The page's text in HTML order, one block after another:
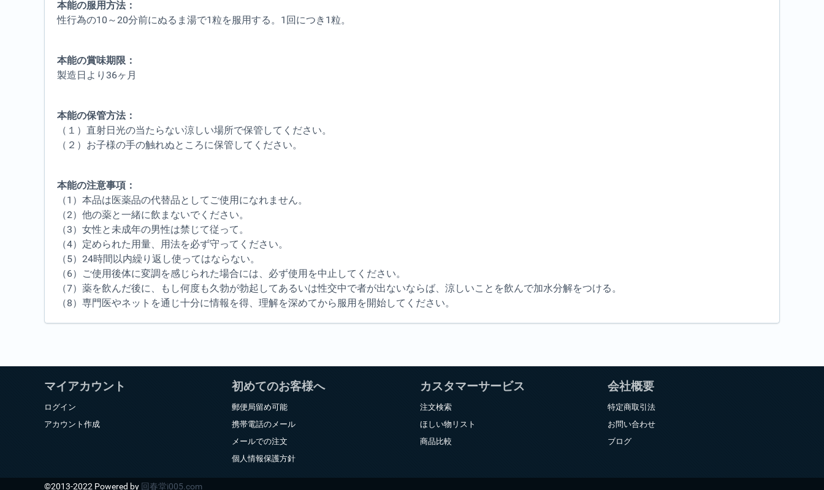
本能の服用方法：
性行為の10～20分前にぬるま湯で1粒を服用する。1回につき1粒。
本能の賞味期限：
製造日より36ヶ月
本能の保管方法：
（１）直射日光の当たらない涼しい場所で保管してください。
（２）お子様の手の触れぬところに保管してください。
本能の注意事項：
（1）本品は医薬品の代替品としてご使用になれません。
（2）他の薬と一緒に飲まないでください。
（3）女性と未成年の男性は禁じて従って。
（4）定められた用量、用法を必ず守ってください。
（5）24時間以内繰り返し使ってはならない。
（6）ご使用後体に変調を感じられた場合には、必ず使用を中止してください。
（7）薬を飲んだ後に、もし何度も久勃が勃起してあるいは性交中で者が出ないならば、涼しいことを飲んで加水分解をつける。
（8）専門医やネットを通じ十分に情報を得、理解を深めてから服用を開始してください。
マイアカウント
ログイン
アカウント作成
初めてのお客様へ
郵便局留め可能
携帯電話のメール
メールでの注文
個人情報保護方針
カスタマーサービス
注文検索
ほしい物リスト
商品比較
会社概要
特定商取引法
お問い合わせ
ブログ
©2013-2022 Powered by 回春堂i005.com